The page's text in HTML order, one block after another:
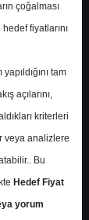
İlgili
Dosyayı
çoğalması
fiyatlarını
tam
açılarını,
kriterleri
veya analizlere
Bu
Hedef Fiyat
yorum